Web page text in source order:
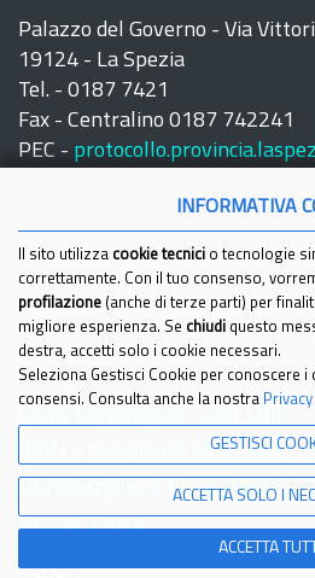
Palazzo del Governo - Via
19124 - La Spezia
Tel. - 0187 7421
Fax - Centralino 0187 742241
PEC -
IBAN e pagamenti informatici
Dichiarazione di Accessibilita'
Privacy Policy
© 2021 Provincia della
INFORMATIVA
Il sito utilizza cookie tecnici o tecnologie
correttamente. Con il tuo consenso,
profilazione (anche di terze parti) per
migliore esperienza. Se chiudi questo
destra, accetti solo i cookie necessari.
Seleziona Gestisci Cookie per conoscere
consensi. Consulta anche la nostra
GESTISCI
ACCETTA SOLO I
ACCETTA